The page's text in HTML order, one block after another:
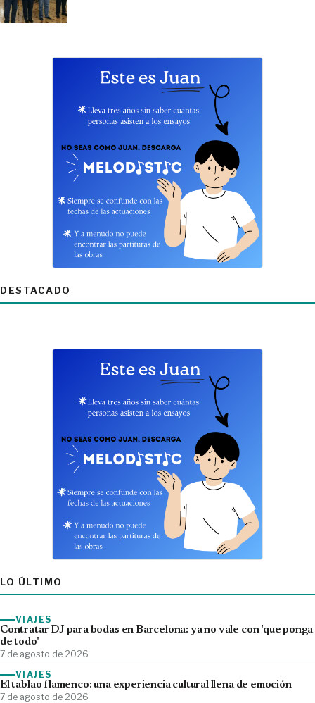
DESTACADO
LO ÚLTIMO
VIAJES
Contratar DJ para bodas en Barcelona: ya no vale con 'que ponga
de todo'
7 de agosto de 2026
VIAJES
El tablao flamenco: una experiencia cultural llena de emoción
7 de agosto de 2026